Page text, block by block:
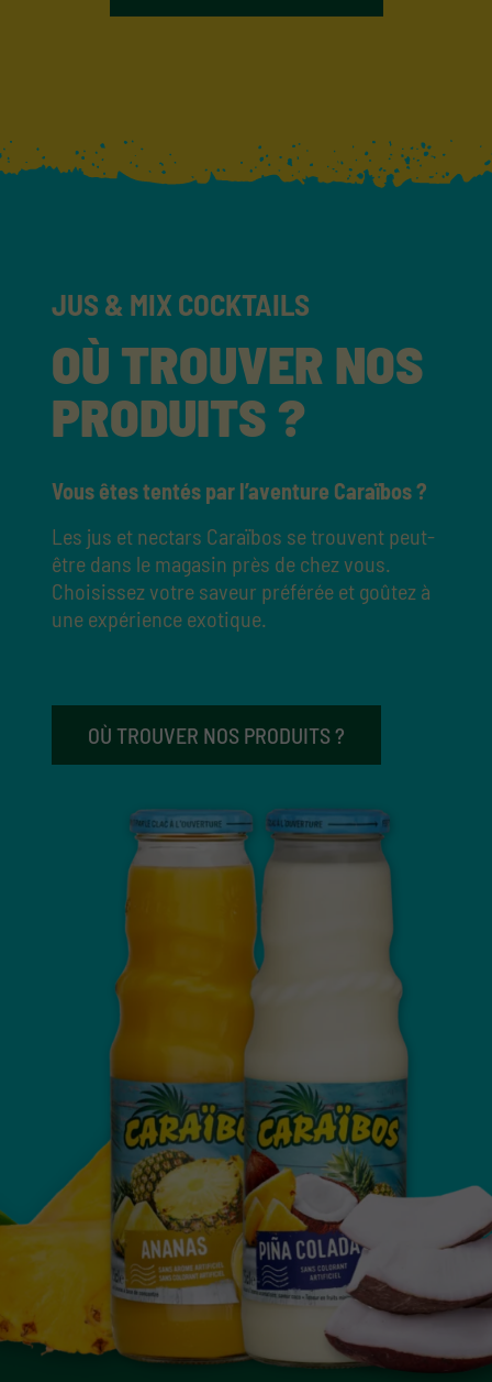
JUS & MIX COCKTAILS
OÙ TROUVER NOS
PRODUITS ?
Vous êtes tentés par l’aventure Caraïbos ?
Les jus et nectars Caraïbos se trouvent peut-
être dans le magasin près de chez vous.
Choisissez votre saveur préférée et goûtez à
une expérience exotique.
OÙ TROUVER NOS PRODUITS ?